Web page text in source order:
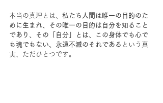
本当の真理とは、 私たち人間は唯一の目的のた
めに生まれ、その唯一の目的は自分を知ること
であり、その「自分」とは、この身体でも心で
も魂でもない、永遠不滅のそれである という真
実、ただひとつです。